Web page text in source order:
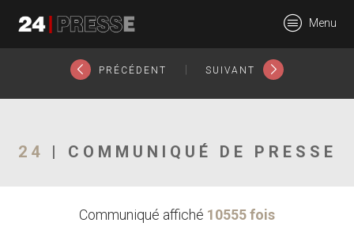
24Presse -
Communiqués de
Menu
PRÉCÉDENT SUIVANT
24 | COMMUNIQUÉ DE PRESSE
Communiqué affiché 10555 fois